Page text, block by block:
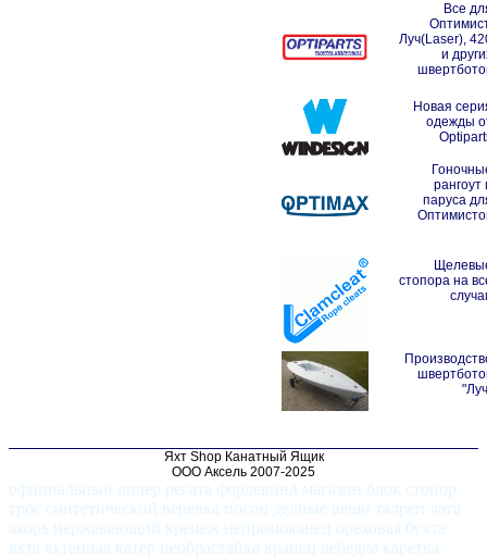
Все
Луч(Laser),
и
Новая
одежды
рангоут
паруса
стопора на
Яхт Shop Канатный Ящик
ООО Аксель 2007-2025
официальный дилер регата фордевинд магазин блок стопор
трос синтетический веревка погон делные вещи талреп лата
якорь нержавеющий крепеж непромоканец ореховая бухта
яхта яхтенная катер необрастайка кранец лебедка каретка